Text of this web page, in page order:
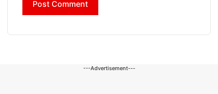
---Advertisement---